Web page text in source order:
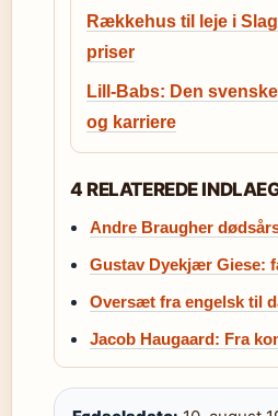
Rækkehus til leje i
priser
Lill-Babs: Den
og karriere
4 RELATEREDE
Andre Braugher
Gustav Dyekjær Giese:
Oversæt fra engelsk til
Jacob Haugaard: Fra